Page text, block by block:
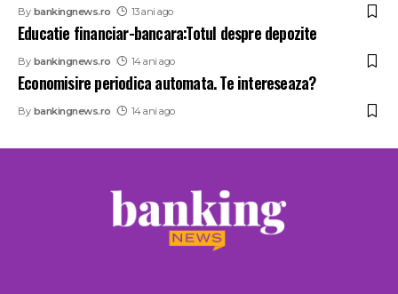
By bankingnews.ro 13 ani ago
Educatie financiar-bancara:Totul despre depozite
By bankingnews.ro 14 ani ago
Economisire periodica automata. Te intereseaza?
By bankingnews.ro 14 ani ago